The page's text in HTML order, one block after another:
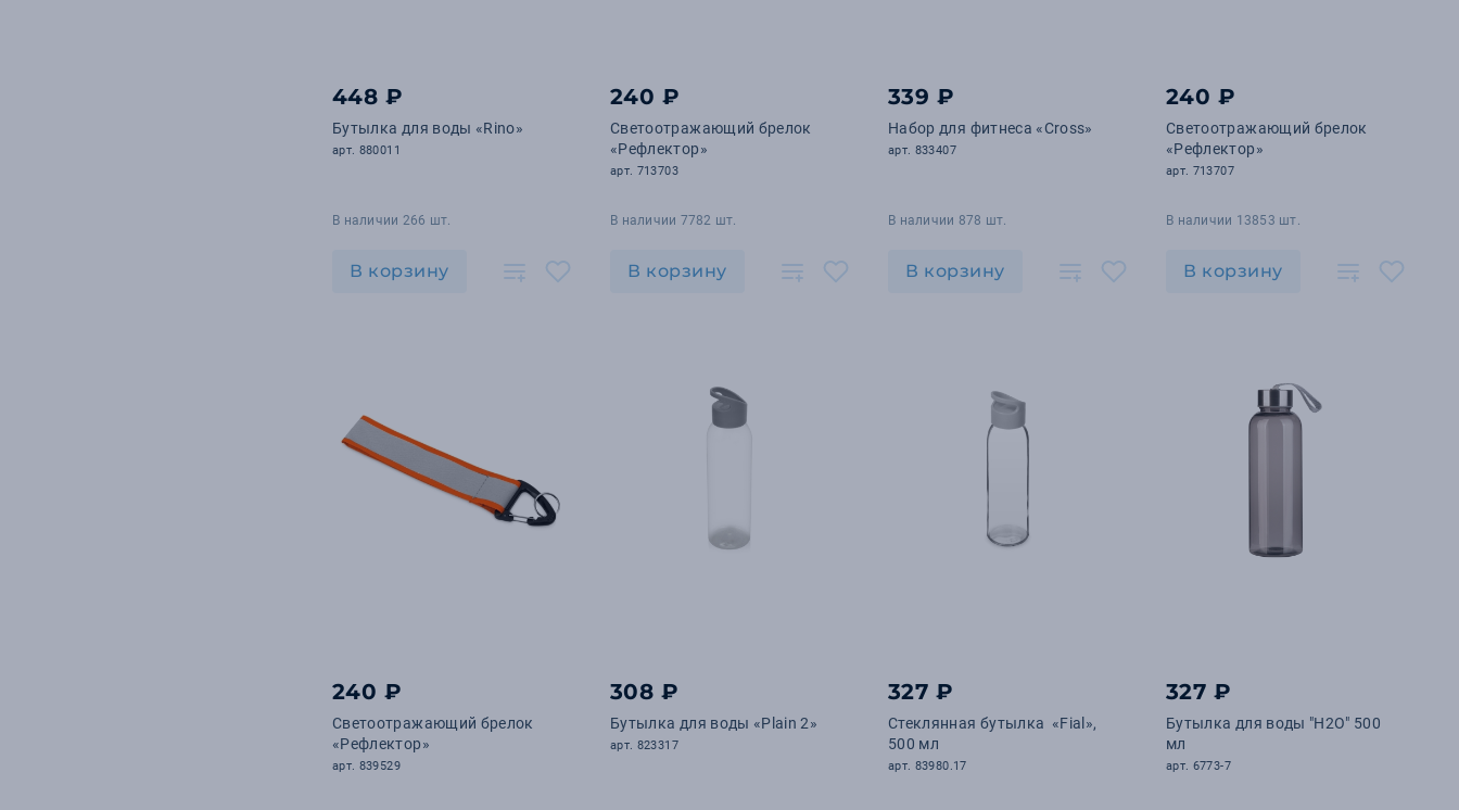
448 ₽
Бутылка для воды «Rino»
арт. 880011
В наличии 266 шт.
В корзину
240 ₽
Светоотражающий брелок
«Рефлектор»
арт. 713703
В наличии 7782 шт.
В корзину
339 ₽
Набор для фитнеса «Cross»
арт. 833407
В наличии 878 шт.
В корзину
240 ₽
Светоотражающий брелок
«Рефлектор»
арт. 713707
В наличии 13853 шт.
В корзину
240 ₽
Светоотражающий брелок
«Рефлектор»
арт. 839529
308 ₽
Бутылка для воды «Plain 2»
арт. 823317
327 ₽
Стеклянная бутылка «Fial»,
500 мл
арт. 83980.17
327 ₽
Бутылка для воды "H2O" 500
мл
арт. 6773-7